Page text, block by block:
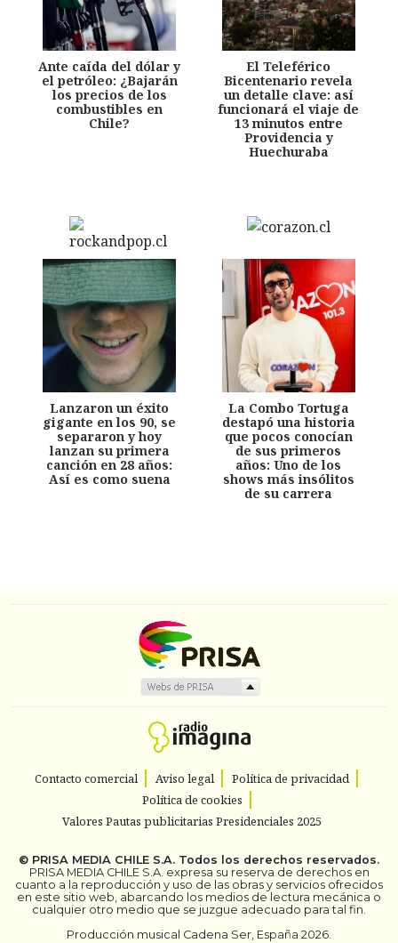
Ante caída del dólar y
el petróleo: ¿Bajarán
los precios de los
combustibles en
Chile?
El Teleférico
Bicentenario revela
un detalle clave: así
funcionará el viaje de
13 minutos entre
Providencia y
Huechuraba
Lanzaron un éxito
gigante en los 90, se
separaron y hoy
lanzan su primera
canción en 28 años:
Así es como suena
La Combo Tortuga
destapó una historia
que pocos conocían
de sus primeros
años: Uno de los
shows más insólitos
de su carrera
Contacto comercial Aviso legal
Política de privacidad
Política de cookies
Valores Pautas publicitarias Presidenciales 2025
© PRISA MEDIA CHILE S.A. Todos los derechos reservados.
PRISA MEDIA CHILE S.A. expresa su reserva de derechos en
cuanto a la reproducción y uso de las obras y servicios ofrecidos
en este sitio web, abarcando los medios de lectura mecánica o
cualquier otro medio que se juzgue adecuado para tal fin.
Producción musical Cadena Ser, España 2026.